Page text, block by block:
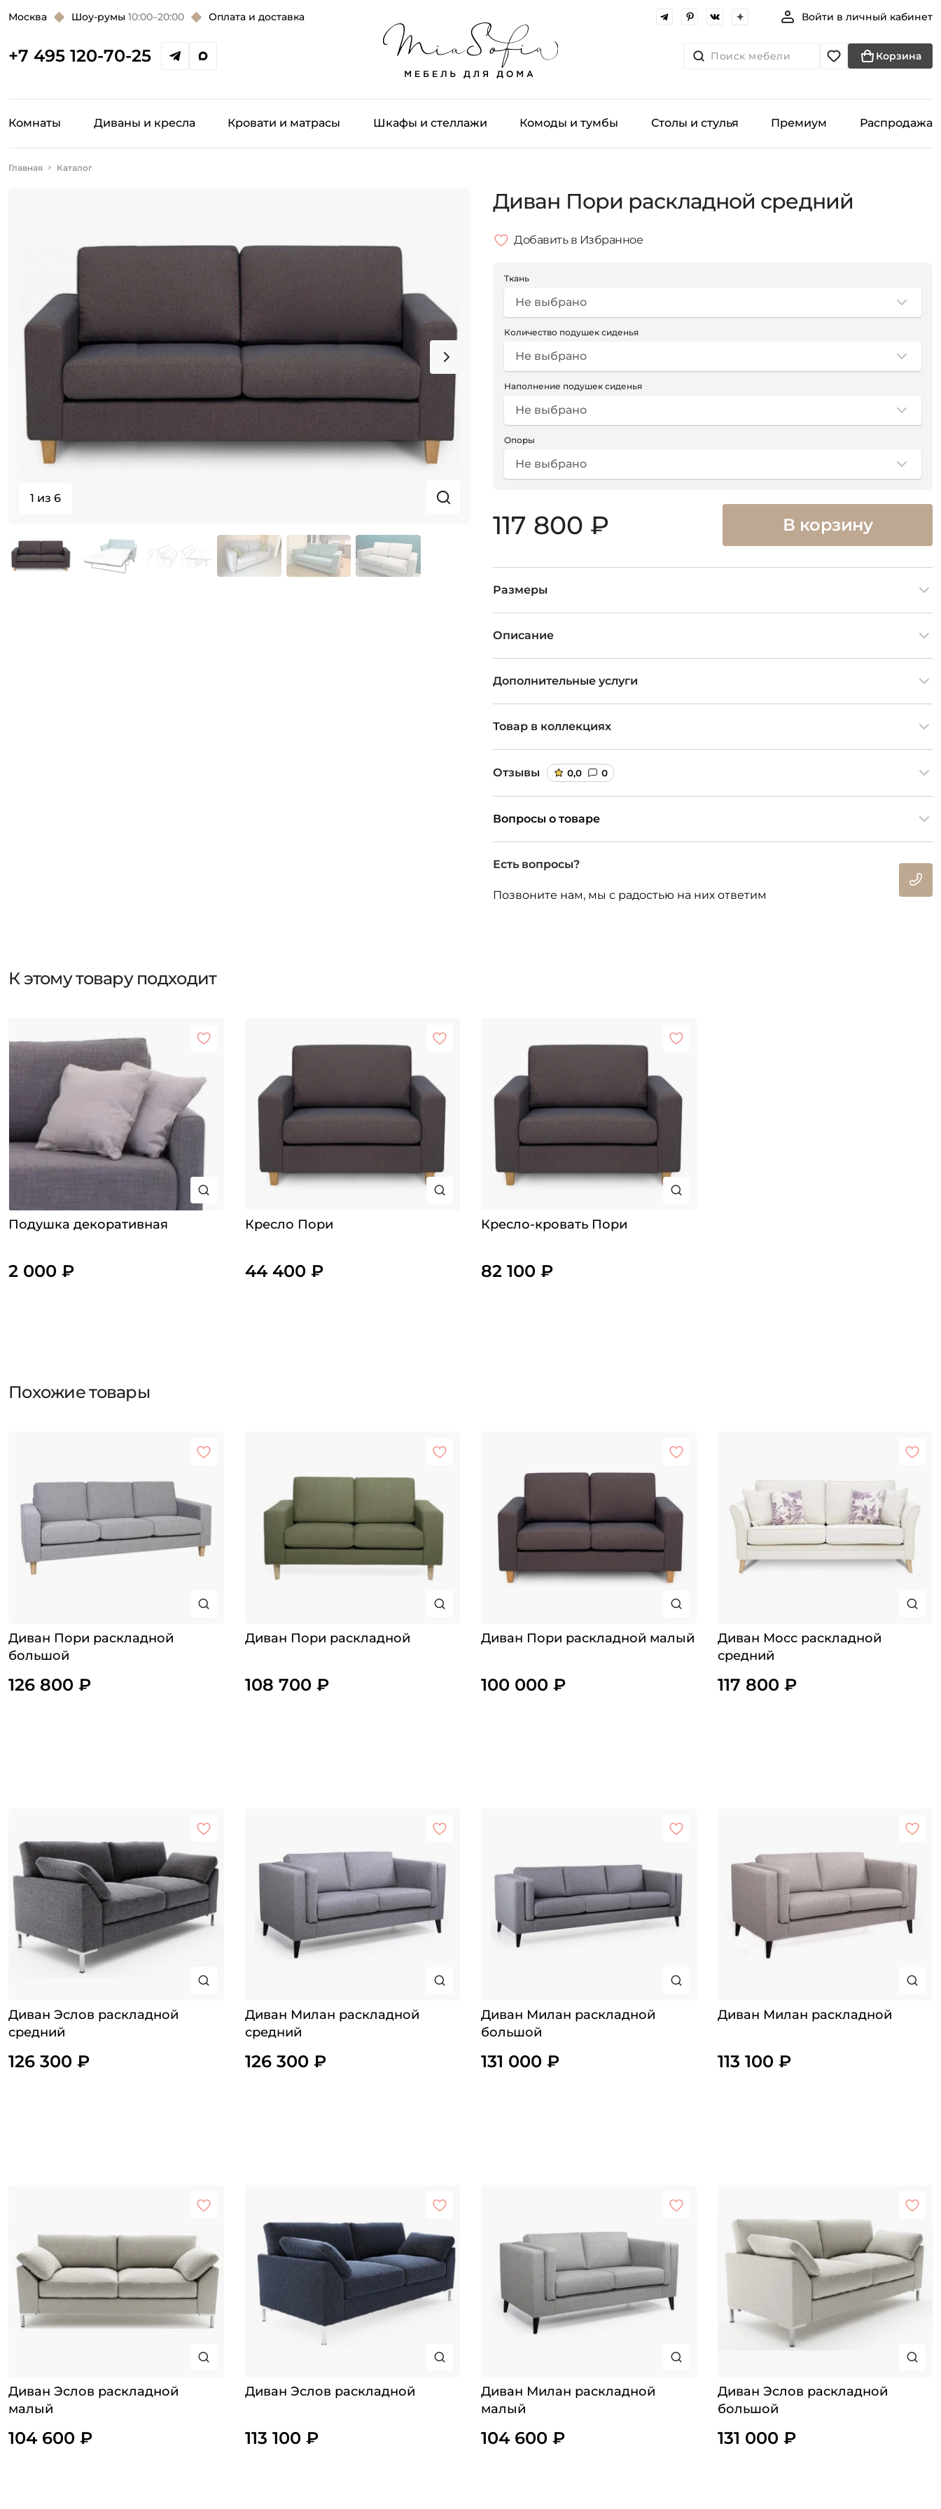
Москва Шоу-румы 10:00–20:00 Оплата и доставка Войти в личный кабинет
+7 495 120-70-25 Поиск мебели Корзина
Комнаты Диваны и кресла Кровати и матрасы Шкафы и стеллажи Комоды и тумбы Столы и стулья Премиум Распродажа
Главная Каталог
1 из 6
Диван Пори раскладной средний
Добавить в Избранное
Ткань
Не выбрано
Количество подушек сиденья
Не выбрано
Наполнение подушек сиденья
Не выбрано
Опоры
Не выбрано
117 800 ₽ В корзину
Размеры
Описание
Дополнительные услуги
Товар в коллекциях
Отзывы 0,0 0
Вопросы о товаре
Есть вопросы?
Позвоните нам, мы с радостью на них ответим
К этому товару подходит
Подушка декоративная
2 000 ₽
Кресло Пори
44 400 ₽
Кресло-кровать Пори
82 100 ₽
Похожие товары
Диван Пори раскладной
большой
126 800 ₽
Диван Пори раскладной
108 700 ₽
Диван Пори раскладной малый
100 000 ₽
Диван Мосс раскладной
средний
117 800 ₽
Диван Эслов раскладной
средний
126 300 ₽
Диван Милан раскладной
средний
126 300 ₽
Диван Милан раскладной
большой
131 000 ₽
Диван Милан раскладной
113 100 ₽
Диван Эслов раскладной
малый
104 600 ₽
Диван Эслов раскладной
113 100 ₽
Диван Милан раскладной
малый
104 600 ₽
Диван Эслов раскладной
большой
131 000 ₽